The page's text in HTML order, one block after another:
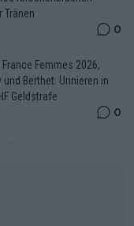
Tränen
0
Femmes 2026,
und Berthet: Urinieren in
Geldstrafe
0